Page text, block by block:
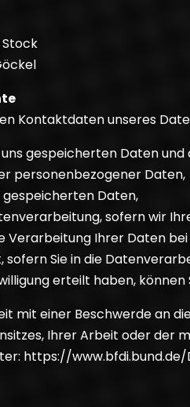
Stock
Kontaktdaten unseres
gespeicherten Daten
personenbezogener Daten,
gespeicherten Daten,
sofern wir
Verarbeitung Ihrer Daten bei
Sie in die
erteilt haben,
mit einer Beschwerde an
Ihrer Arbeit oder
https://